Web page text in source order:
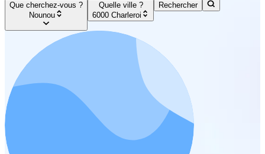
Que cherchez-vous ?
Nounou
Quelle ville ?
6000 Charleroi
Rechercher